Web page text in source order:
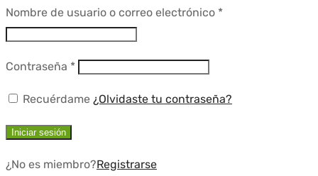
Nombre de usuario o correo electrónico *Requerido
Contraseña *Requerido
Recuérdame ¿Olvidaste tu contraseña?
Iniciar sesión
¿No es miembro?Registrarse